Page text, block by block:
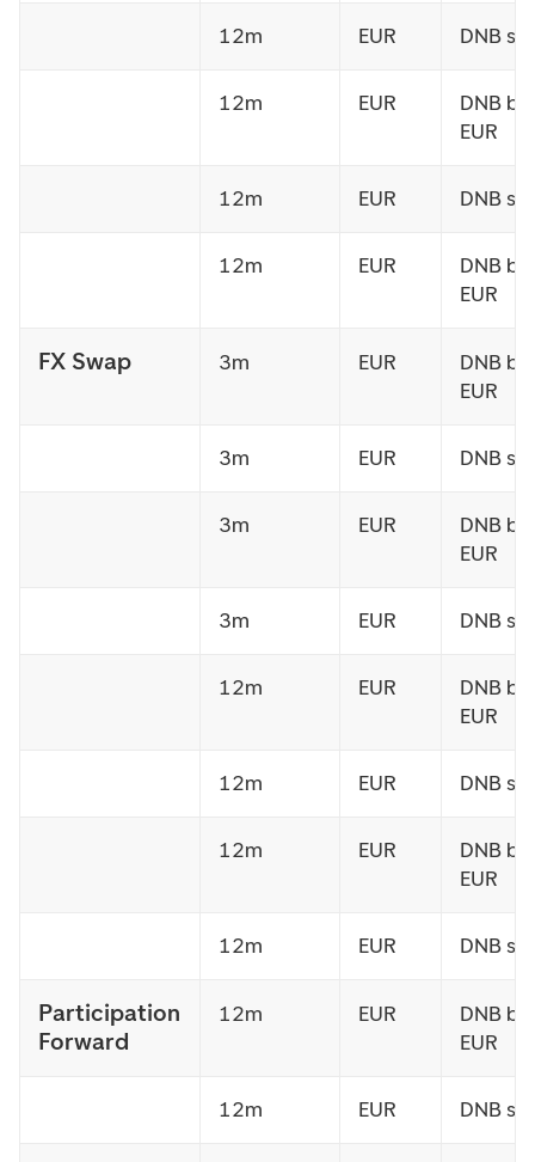
12m EUR DNB
12m EUR
DNB
EUR
12m EUR DNB
12m EUR
DNB
EUR
FX Swap 3m EUR
DNB
EUR
3m EUR DNB
3m EUR
DNB
EUR
3m EUR DNB
12m EUR
DNB
EUR
12m EUR DNB
12m EUR
DNB
EUR
12m EUR DNB
Participation
Forward
12m EUR
DNB
EUR
12m EUR DNB